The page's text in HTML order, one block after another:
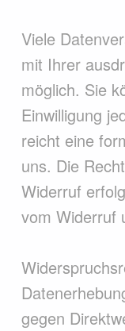
Viele
mit Ihrer
möglich. Sie
Einwilligung
reicht eine
uns. Die
Widerruf
vom Widerruf
gegen